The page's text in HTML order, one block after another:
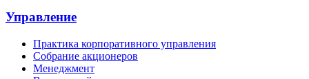
Управление
Практика корпоративного управления
Собрание акционеров
Менеджмент